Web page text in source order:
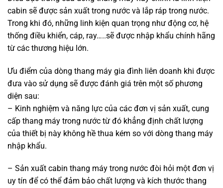
cabin sẽ được sản xuất trong nước và lắp ráp trong nước.
Trong khi đó, những linh kiện quan trọng như động cơ, hệ
thống điều khiển, cáp, ray…..sẽ được nhập khẩu chính hãng
từ các thương hiệu lớn.
Ưu điểm của dòng thang máy gia đình liên doanh khi được
đưa vào sử dụng sẽ được đánh giá trên một số phương
diện sau:
– Kinh nghiệm và năng lực của các đơn vị sản xuất, cung
cấp thang máy trong nước từ đó khẳng định chất lượng
của thiết bị này không hề thua kém so với dòng thang máy
nhập khẩu.
– Sản xuất cabin thang máy trong nước đòi hỏi một đơn vị
uy tín để có thể đảm bảo chất lượng và kích thước thang